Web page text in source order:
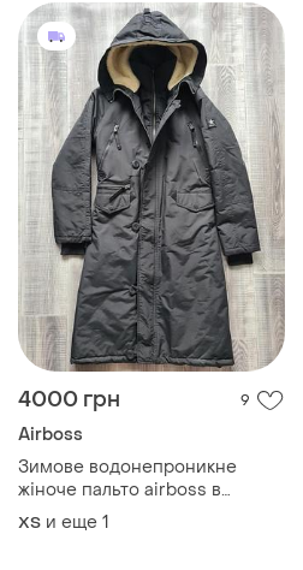
4000 грн 9
Airboss
Зимове водонепроникне
жіноче пальто airboss в
ідеальному стані.
ХS и еще 1